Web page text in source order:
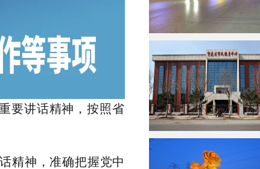
要讲话精神，按照省
精神，准确把握党中